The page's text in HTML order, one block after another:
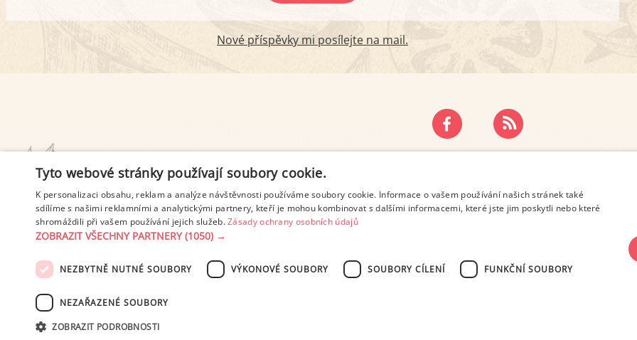
Nové příspěvky mi posílejte na mail.
PODMÍNKY UŽITÍ ZÁSADY OCHRANY OSOBNÍCH ÚDAJŮ
Tyto webové stránky používají soubory cookie.
K personalizaci obsahu, reklam a analýze návštěvnosti používáme soubory cookie. Informace o vašem používání našich stránek také
sdílíme s našimi reklamními a analytickými partnery, kteří je mohou kombinovat s dalšími informacemi, které jste jim poskytli nebo které
shromáždili při vašem používání jejich služeb.Zásady ochrany osobních údajů
ZOBRAZIT VŠECHNY PARTNERY(1050) →
NEZBYTNĚ NUTNÉ SOUBORY VÝKONOVÉ SOUBORY SOUBORY CÍLENÍ FUNKČNÍ SOUBORY
NEZAŘAZENÉ SOUBORY
ZOBRAZIT PODROBNOSTI